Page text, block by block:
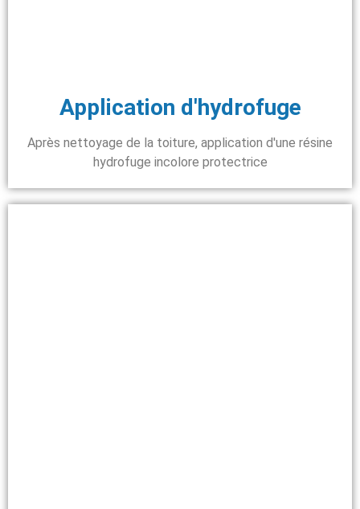
Application d'hydrofuge
Après nettoyage de la toiture, application d'une résine
hydrofuge incolore protectrice